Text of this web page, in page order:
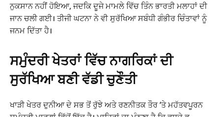
ਨੁਕਸਾਨ ਨਹੀਂ ਹੋਇਆ, ਜਦਕਿ ਦੂਜੇ ਮਾਮਲੇ ਵਿੱਚ ਤਿੰਨ ਭਾਰਤੀ ਮਲਾਹਾਂ ਦੀ
ਜਾਨ ਚਲੀ ਗਈ। ਤੀਜੀ ਘਟਨਾ ਨੇ ਵੀ ਸੁਰੱਖਿਆ ਸਬੰਧੀ ਗੰਭੀਰ ਚਿੰਤਾਵਾਂ ਨੂੰ
ਜਨਮ ਦਿੱਤਾ ਹੈ।
ਸਮੁੰਦਰੀ ਖੇਤਰਾਂ ਵਿੱਚ ਨਾਗਰਿਕਾਂ ਦੀ
ਸੁਰੱਖਿਆ ਬਣੀ ਵੱਡੀ ਚੁਣੌਤੀ
ਖਾੜੀ ਖੇਤਰ ਦੁਨੀਆ ਦੇ ਸਭ ਤੋਂ ਰੁੱਝੇ ਅਤੇ ਰਣਨੀਤਕ ਤੌਰ ‘ਤੇ ਮਹੱਤਵਪੂਰਨ